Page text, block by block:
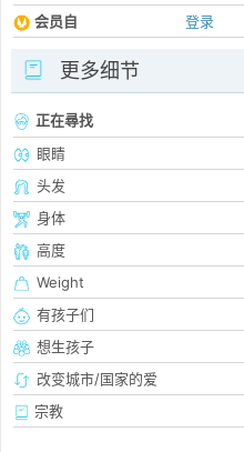
会员自
登录
更多细节
正在尋找
眼睛
头发
身体
高度
Weight
有孩子们
想生孩子
改变城市/国家的爱
宗教